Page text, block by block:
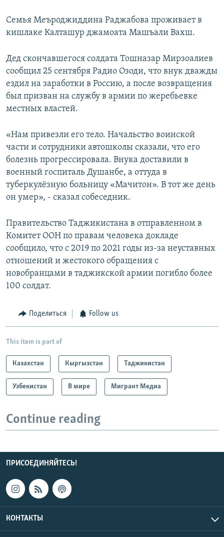
Семья Меъроджиддина Раджабова проживает в
кишлаке Калташур джамоата Машъали Вахш.
Дед скончавшегося солдата Тошназар Мирзоалиев
сообщил 25 сентября Радио Озоди, что внук дважды
ездил на заработки в Россию, а после возвращения
был призван на службу в армии по жеребьевке
местных властей.
«Нам привезли его тело. Начальство воинской
части и сотрудники автошколы сказали, что его
болезнь прогрессировала. Внука доставили в
военный госпиталь Душанбе, а оттуда в
туберкулёзную больницу «Мачитон». В тот же день
он умер», - сказал собеседник.
Правительство Таджикистана в отправленном в
Комитет ООН по правам человека докладе
сообщило, что с 2019 по 2021 годы из-за неуставных
отношений и жестокого обращения с
новобранцами в таджикской армии погибло более
100 солдат.
Поделиться Follow us
This item is part of
Казахстан Кыргызстан Таджикистан
Узбекистан В мире Мигрант Медиа
Continue reading
ПРИСОЕДИНЯЙТЕСЬ!
КОНТАКТЫ